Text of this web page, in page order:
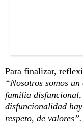
Para finalizar,
“Nosotros somos
familia
disfuncionalidad
respeto, de valores”.